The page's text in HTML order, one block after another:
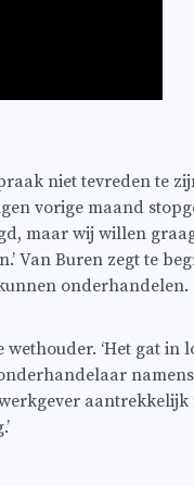
niet tevreden te
vorige maand
maar wij willen
Van Buren zegt te
onderhandelen.
‘Het gat in
namens
aantrekkelijk